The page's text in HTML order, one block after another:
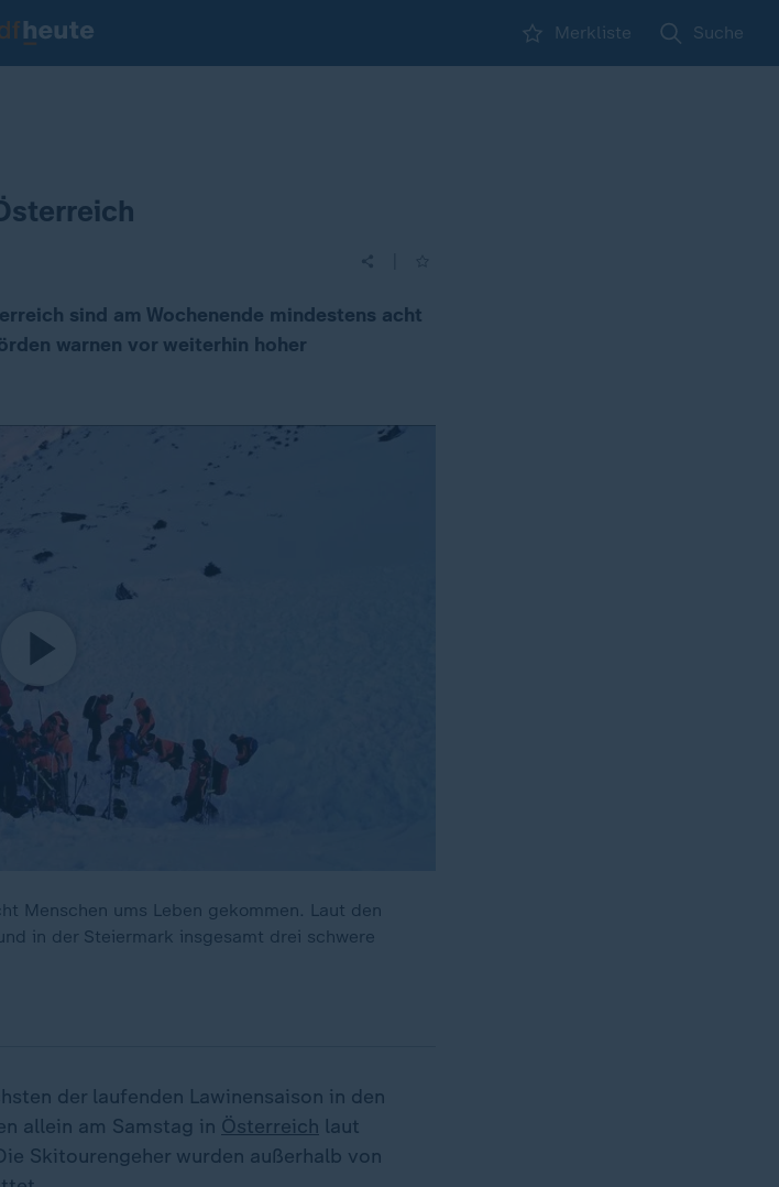
Merkliste Suche
sind am Wochenende mindestens acht
warnen vor weiterhin hoher
Menschen ums Leben gekommen. Laut den
in der Steiermark insgesamt drei schwere
der laufenden Lawinensaison in den
allein am Samstag in Österreich laut
Skitourengeher wurden außerhalb von